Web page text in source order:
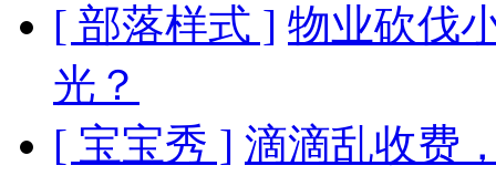
[ 部落样式 ] 物业砍伐
光？
[ 宝宝秀 ] 滴滴乱收费